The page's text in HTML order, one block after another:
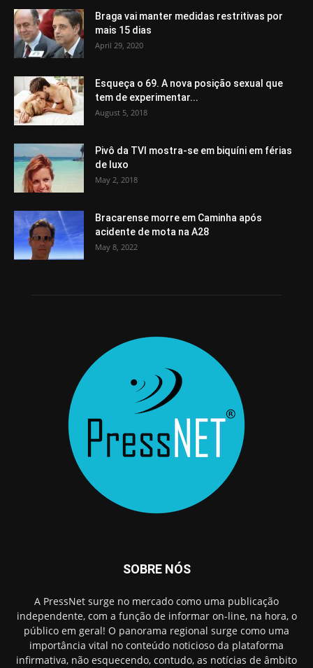
Braga vai manter medidas restritivas por
mais 15 dias
April 29, 2020
Esqueça o 69. A nova posição sexual que
tem de experimentar...
August 5, 2018
Pivô da TVI mostra-se em biquíni em férias
de luxo
May 2, 2018
Bracarense morre em Caminha após
acidente de mota na A28
May 8, 2022
SOBRE NÓS
A PressNet surge no mercado como uma publicação
independente, com a função de informar on-line, na hora, o
público em geral! O panorama regional surge como uma
importância vital no conteúdo noticioso da plataforma
infirmativa, não esquecendo, contudo, as notícias de âmbito